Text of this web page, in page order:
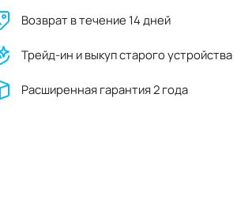
Возврат в течение 14 дней
Трейд-ин и выкуп старого устройства
Расширенная гарантия 2 года